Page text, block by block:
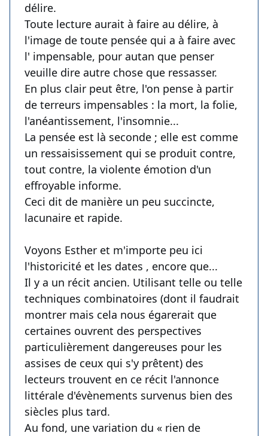
délire.
Toute lecture aurait à faire au délire, à
l'image de toute pensée qui a à faire avec
l' impensable, pour autan que penser
veuille dire autre chose que ressasser.
En plus clair peut être, l'on pense à partir
de terreurs impensables : la mort, la folie,
l'anéantissement, l'insomnie...
La pensée est là seconde ; elle est comme
un ressaisissement qui se produit contre,
tout contre, la violente émotion d'un
effroyable informe.
Ceci dit de manière un peu succincte,
lacunaire et rapide.
Voyons Esther et m'importe peu ici
l'historicité et les dates , encore que...
Il y a un récit ancien. Utilisant telle ou telle
techniques combinatoires (dont il faudrait
montrer mais cela nous égarerait que
certaines ouvrent des perspectives
particulièrement dangereuses pour les
assises de ceux qui s'y prêtent) des
lecteurs trouvent en ce récit l'annonce
littérale d'évènements survenus bien des
siècles plus tard.
Au fond, une variation du « rien de